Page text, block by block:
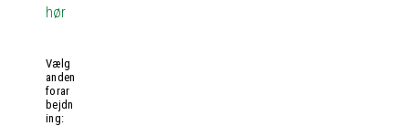
hør
Vælg
anden
forar
bejdn
ing: